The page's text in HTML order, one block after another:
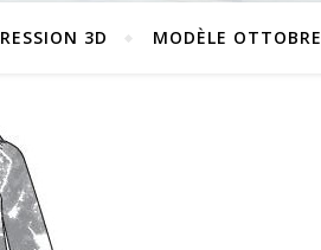
3D MODÈLE OTTOBRE